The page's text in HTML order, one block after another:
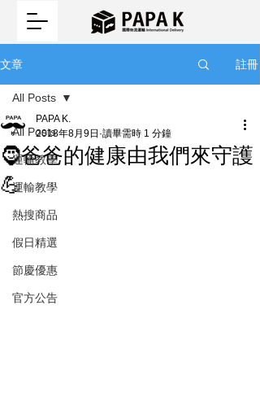
文章 註冊
All Posts
運輸教學
運輸教學
熱搜商品
假日精選
節慶優惠
官方公告
All Posts
🧔爸爸的健康由我們來守護
💪
PAPA K.
2018年8月9日 讀畢需時 1 分鐘